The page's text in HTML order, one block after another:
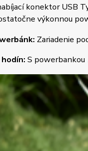
konektor USB
výkonnou
Zariadenie
S powerbankou